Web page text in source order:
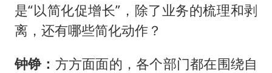
是“以简化促增长”，除了业务的梳理和剥
离，还有哪些简化动作？
钟铮： 方方面面的，各个部门都在围绕自